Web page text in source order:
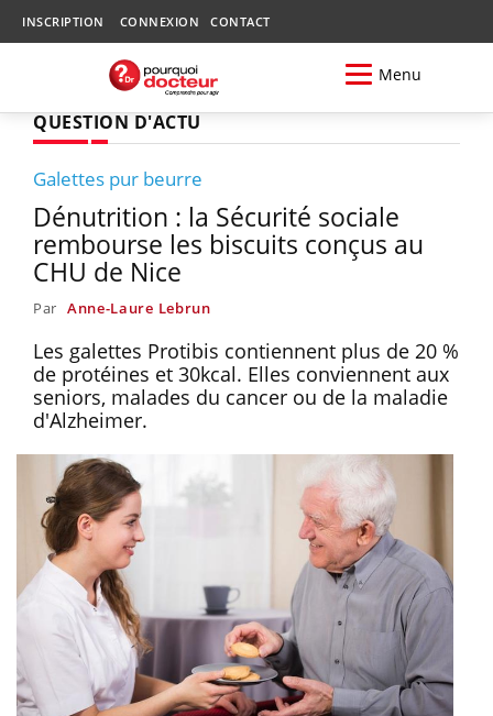
INSCRIPTION CONNEXION CONTACT
Menu
QUESTION D'ACTU
Galettes pur beurre
Dénutrition : la Sécurité sociale
rembourse les biscuits conçus au
CHU de Nice
Par Anne-Laure Lebrun
Les galettes Protibis contiennent plus de 20 %
de protéines et 30kcal. Elles conviennent aux
seniors, malades du cancer ou de la maladie
d'Alzheimer.